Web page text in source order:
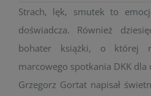
Strach, lęk, smutek to
doświadcza. Również
bohater książki, o której
marcowego spotkania DKK dla
Grzegorz Gortat napisał